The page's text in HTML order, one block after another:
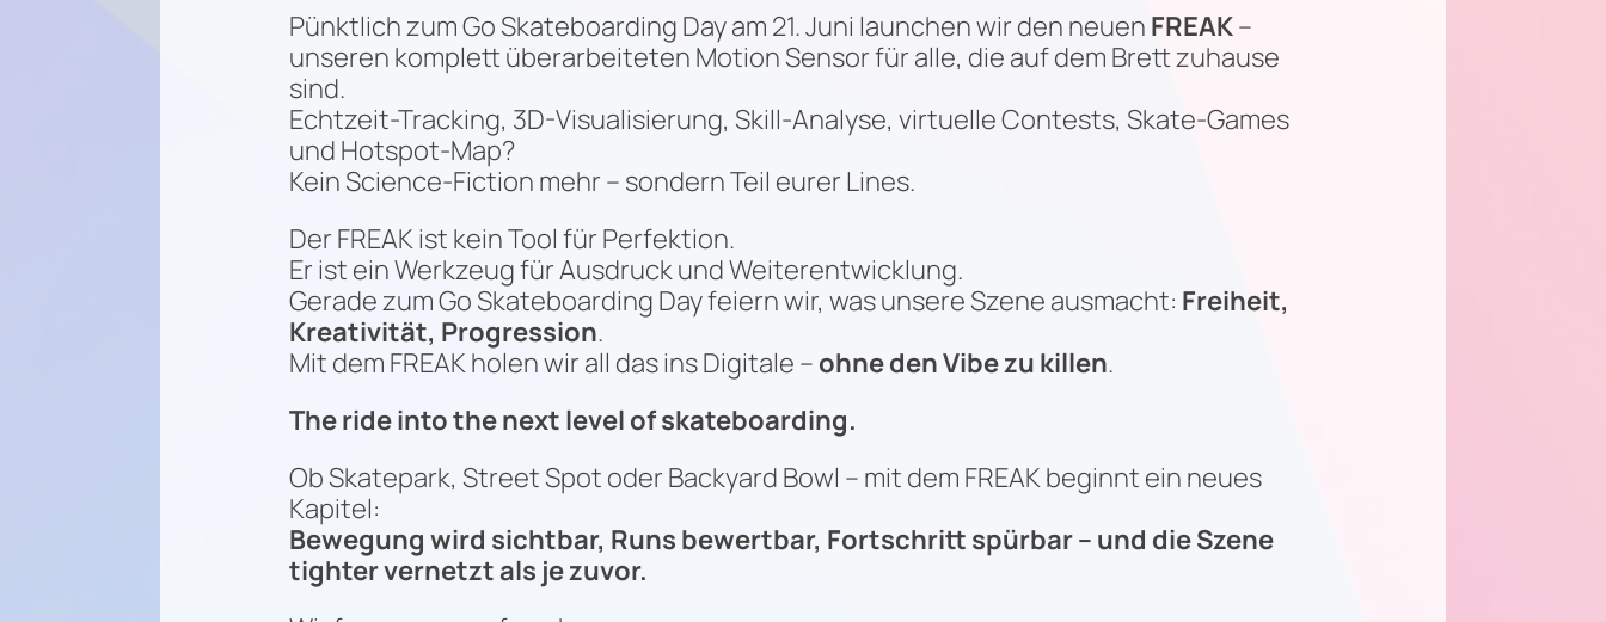
Pünktlich zum Go Skateboarding Day am 21. Juni launchen wir den neuen FREAK–
unseren komplett überarbeiteten Motion Sensor für alle, die auf dem Brett zuhause
sind.
Echtzeit-Tracking, 3D-Visualisierung, Skill-Analyse, virtuelle Contests, Skate-Games
und Hotspot-Map?
Kein Science-Fiction mehr – sondern Teil eurer Lines.
Der FREAK ist kein Tool für Perfektion.
Er ist ein Werkzeug für Ausdruck und Weiterentwicklung.
Gerade zum Go Skateboarding Day feiern wir, was unsere Szene ausmacht: Freiheit,
Kreativität, Progression.
Mit dem FREAK holen wir all das ins Digitale – ohne den Vibe zu killen.
The ride into the next level of skateboarding.
Ob Skatepark, Street Spot oder Backyard Bowl – mit dem FREAK beginnt ein neues
Kapitel:
Bewegung wird sichtbar, Runs bewertbar, Fortschritt spürbar – und die Szene
tighter vernetzt als je zuvor.